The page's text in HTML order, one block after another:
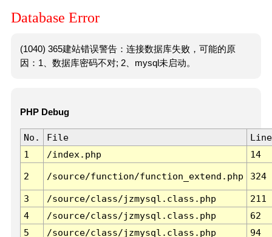
Database Error
(1040) 365建站错误警告：连接数据库失败，可能的原
因：1、数据库密码不对; 2、mysql未启动。
PHP Debug
No. File
Line
1
/index.php 14
2 /source/function/function_extend.php 324
3 /source/class/jzmysql.class.php
211
4
/source/class/jzmysql.class.php
62
5
/source/class/jzmysql.class.php
94